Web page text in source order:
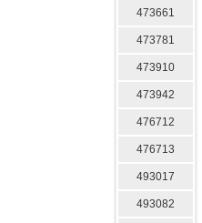
473661
473781
473910
473942
476712
476713
493017
493082